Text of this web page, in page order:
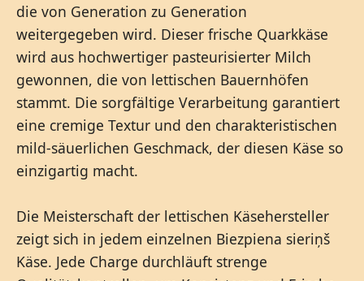
die von Generation zu Generation
weitergegeben wird. Dieser frische Quarkkäse
wird aus hochwertiger pasteurisierter Milch
gewonnen, die von lettischen Bauernhöfen
stammt. Die sorgfältige Verarbeitung garantiert
eine cremige Textur und den charakteristischen
mild-säuerlichen Geschmack, der diesen Käse so
einzigartig macht.
Die Meisterschaft der lettischen Käsehersteller
zeigt sich in jedem einzelnen Biezpiena sieriņš
Käse. Jede Charge durchläuft strenge